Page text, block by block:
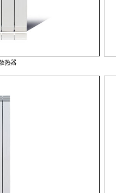
热器